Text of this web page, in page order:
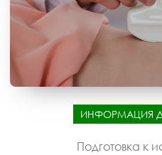
ИНФОРМАЦИЯ
Подготовка к